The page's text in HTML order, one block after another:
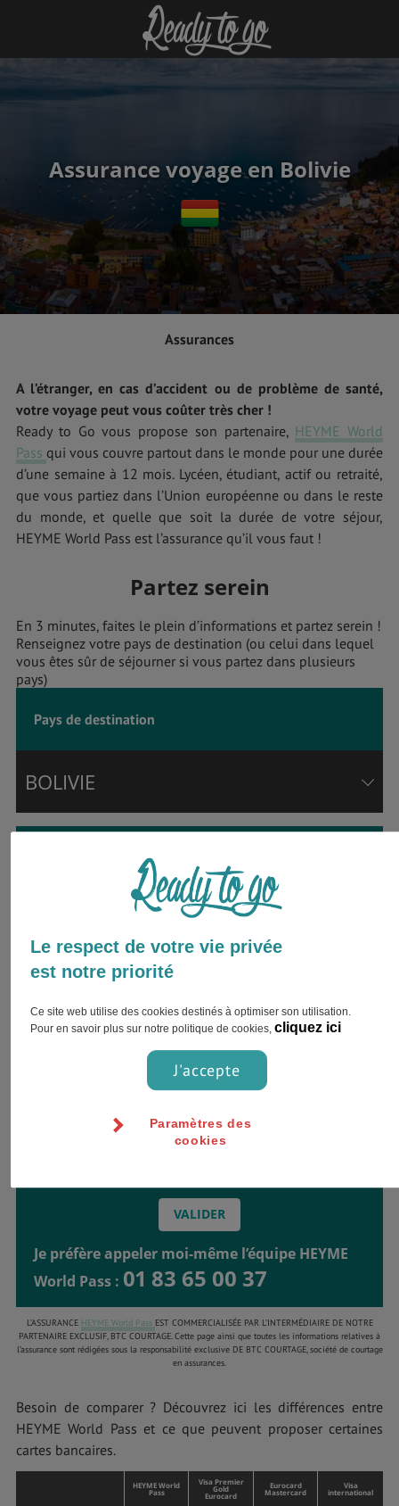
Assurance voyage en Bolivie
Assurances
A l’étranger, en cas d’accident ou de problème de santé,
votre voyage peut vous coûter très cher !
Ready to Go vous propose son partenaire, HEYME World
Pass qui vous couvre partout dans le monde pour une durée
d’une semaine à 12 mois. Lycéen, étudiant, actif ou retraité,
que vous partiez dans l’Union européenne ou dans le reste
du monde, et quelle que soit la durée de votre séjour,
HEYME World Pass est l’assurance qu’il vous faut !
Partez serein
En 3 minutes, faites le plein d’informations et partez serein !
Renseignez votre pays de destination (ou celui dans lequel
vous êtes sûr de séjourner si vous partez dans plusieurs
pays)
Pays de destination
BOLIVIE
Envie d’être accompagné par
un expert ?
Inscrivez votre nom complet et choisissez
Je préfère appeler moi-même l’équipe HEYME
World Pass : 01 83 65 00 37
L’ASSURANCE HEYME World Pass EST COMMERCIALISÉE PAR L’INTERMÉDIAIRE DE NOTRE
PARTENAIRE EXCLUSIF, BTC COURTAGE. Cette page ainsi que toutes les informations relatives à
l’assurance sont rédigées sous la responsabilité exclusive DE BTC COURTAGE, société de courtage
en assurances.
Besoin de comparer ? Découvrez ici les différences entre
HEYME World Pass et ce que peuvent proposer certaines
cartes bancaires.
HEYME World
Pass
Visa Premier
Gold
Eurocard
Eurocard
Mastercard
Visa
international
Le respect de votre vie privée
est notre priorité
Ce site web utilise des cookies destinés à optimiser son utilisation.
Pour en savoir plus sur notre politique de cookies, cliquez ici
J'accepte
Paramètres des
cookies